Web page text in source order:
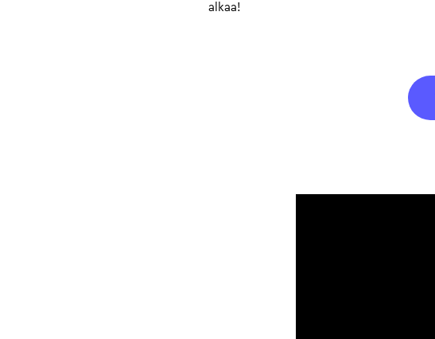
alkaa!